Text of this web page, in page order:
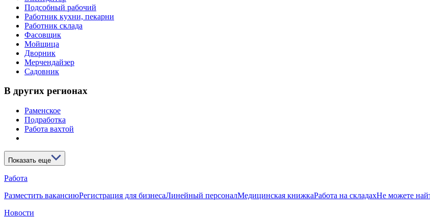
Подсобный рабочий
Работник кухни, пекарни
Работник склада
Фасовщик
Мойщица
Дворник
Мерчендайзер
Садовник
В других регионах
Раменское
Подработка
Работа вахтой
Показать еще
Работа
Разместить вакансиюРегистрация для бизнесаЛинейный персоналМедицинская книжкаРабота на складахНе можете
Новости